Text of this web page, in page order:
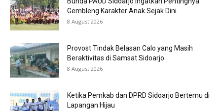
Gembleng Karakter Anak Sejak Dini
8 August 2026
Provost Tindak Belasan Calo yang Masih
Beraktivitas di Samsat Sidoarjo
8 August 2026
Ketika Pemkab dan DPRD Sidoarjo Bertemu di
Lapangan Hijau